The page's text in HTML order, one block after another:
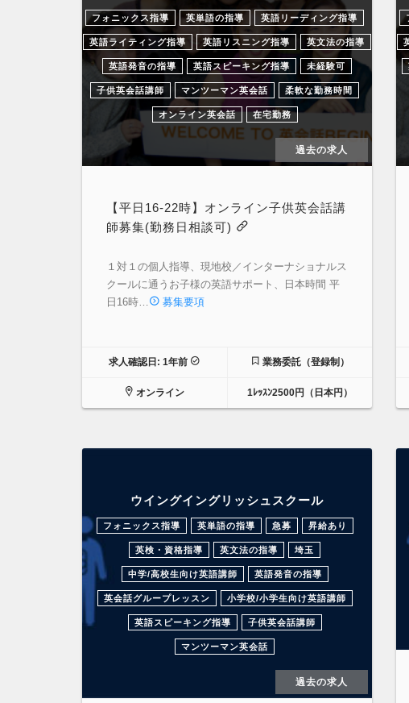
フォニックス指導 英単語の指導 英語リーディング指導
英語ライティング指導 英語リスニング指導 英文法の指導
英語発音の指導 英語スピーキング指導 未経験可
子供英会話講師 マンツーマン英会話 柔軟な勤務時間
オンライン英会話 在宅勤務
過去の求人
【平日16-22時】オンライン子供英会話講
師募集(勤務日相談可)
１対１の個人指導、現地校／インターナショナルス
クールに通うお子様の英語サポート、日本時間 平
日16時…
募集要項
求人確認日: 1年前 業務委託（登録制）
オンライン 1ﾚｯｽﾝ2500円（日本円）
ウイングイングリッシュスクール
フォニックス指導 英単語の指導 急募 昇給あり
英検・資格指導 英文法の指導 埼玉
中学/高校生向け英語講師 英語発音の指導
英会話グループレッスン 小学校/小学生向け英語講師
英語スピーキング指導 子供英会話講師
マンツーマン英会話
過去の求人